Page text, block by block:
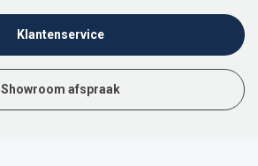
Klantenservice
Showroom afspraak